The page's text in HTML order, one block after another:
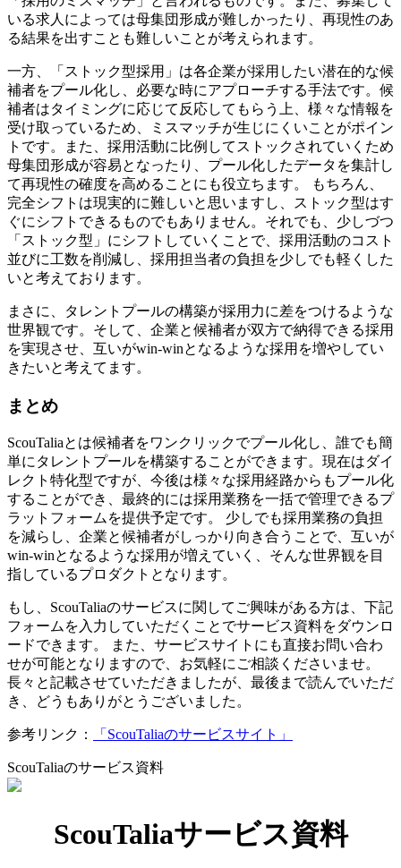
いる求人によっては母集団形成が難しかったり、再現性のあ
る結果を出すことも難しいことが考えられます。
一方、「ストック型採用」は各企業が採用したい潜在的な候
補者をプール化し、必要な時にアプローチする手法です。候
補者はタイミングに応じて反応してもらう上、様々な情報を
受け取っているため、ミスマッチが生じにくいことがポイン
トです。また、採用活動に比例してストックされていくため
母集団形成が容易となったり、プール化したデータを集計し
て再現性の確度を高めることにも役立ちます。 もちろん、
完全シフトは現実的に難しいと思いますし、ストック型はす
ぐにシフトできるものでもありません。それでも、少しづつ
「ストック型」にシフトしていくことで、採用活動のコスト
並びに工数を削減し、採用担当者の負担を少しでも軽くした
いと考えております。
まさに、タレントプールの構築が採用力に差をつけるような
世界観です。そして、企業と候補者が双方で納得できる採用
を実現させ、互いがwin-winとなるような採用を増やしてい
きたいと考えてます。
まとめ
ScouTaliaとは候補者をワンクリックでプール化し、誰でも簡
単にタレントプールを構築することができます。現在はダイ
レクト特化型ですが、今後は様々な採用経路からもプール化
することができ、最終的には採用業務を一括で管理できるプ
ラットフォームを提供予定です。 少しでも採用業務の負担
を減らし、企業と候補者がしっかり向き合うことで、互いが
win-winとなるような採用が増えていく、そんな世界観を目
指しているプロダクトとなります。
もし、ScouTaliaのサービスに関してご興味がある方は、下記
フォームを入力していただくことでサービス資料をダウンロ
ードできます。 また、サービスサイトにも直接お問い合わ
せが可能となりますので、お気軽にご相談くださいませ。
長々と記載させていただきましたが、最後まで読んでいただ
き、どうもありがとうございました。
参考リンク： 「ScouTaliaのサービスサイト」
ScouTaliaのサービス資料
ScouTaliaサービス資料